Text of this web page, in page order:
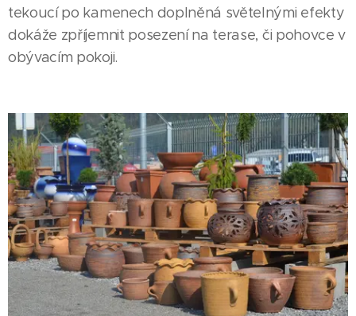
tekoucí po kamenech doplněná světelnými efekty
dokáže zpříjemnit posezení na terase, či pohovce v
obývacím pokoji.